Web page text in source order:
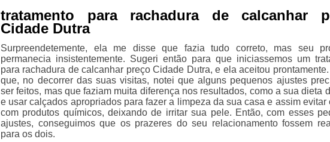
tratamento para rachadura de calcanhar
Cidade Dutra
Surpreendetemente, ela me disse que fazia tudo correto, mas seu
permanecia insistentemente. Sugeri então para que iniciassemos um
para rachadura de calcanhar preço Cidade Dutra, e ela aceitou
que, no decorrer das suas visitas, notei que alguns pequenos ajustes
ser feitos, mas que faziam muita diferença nos resultados, como a sua dieta
e usar calçados apropriados para fazer a limpeza da sua casa e assim evitar
com produtos químicos, deixando de irritar sua pele. Então, com esses
ajustes, conseguimos que os prazeres do seu relacionamento fossem
para os dois.